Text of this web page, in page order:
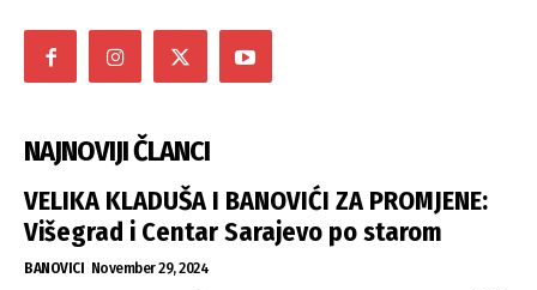
NAJNOVIJI ČLANCI
VELIKA KLADUŠA I BANOVIĆI ZA PROMJENE:
Višegrad i Centar Sarajevo po starom
BANOVICI November 29, 2024